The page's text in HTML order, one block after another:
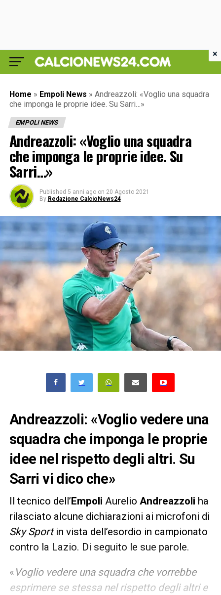
Home » Empoli News » Andreazzoli: «Voglio una squadra
che imponga le proprie idee. Su Sarri…»
EMPOLI NEWS
Andreazzoli: «Voglio una squadra
che imponga le proprie idee. Su
Sarri…»
Published 5 anni ago on 20 Agosto 2021
By Redazione CalcioNews24
Andreazzoli: «Voglio vedere una
squadra che imponga le proprie
idee nel rispetto degli altri. Su
Sarri vi dico che»
Il tecnico dell’Empoli Aurelio Andreazzoli ha
rilasciato alcune dichiarazioni ai microfoni di
Sky Sportin vista dell’esordio in campionato
contro la Lazio. Di seguito le sue parole.
« Voglio vedere una squadra che vorrebbe
esprimere se stessa nel rispetto degli altri e
×